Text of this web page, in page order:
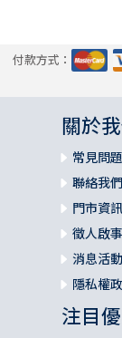
付款方式：
關於
常見問
聯絡我們
門市資訊
徵人啟事
消息活動
隱私權
注目